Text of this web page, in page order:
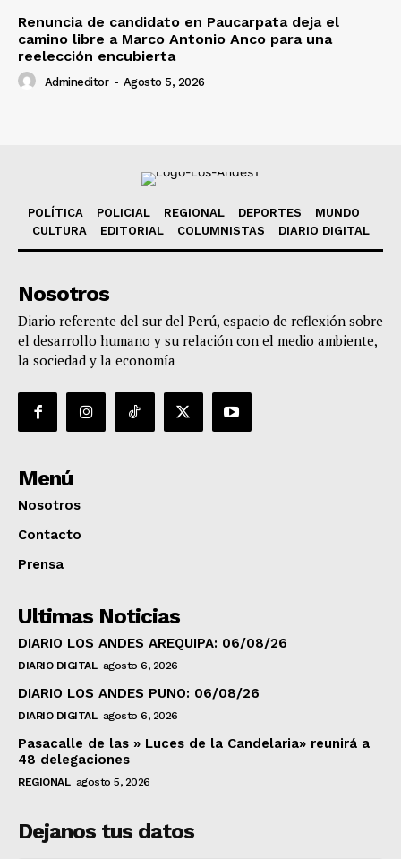
Renuncia de candidato en Paucarpata deja el
camino libre a Marco Antonio Anco para una
reelección encubierta
Admineditor - Agosto 5, 2026
POLÍTICA POLICIAL REGIONAL DEPORTES
MUNDO
CULTURA
EDITORIAL COLUMNISTAS DIARIO DIGITAL
Nosotros
Diario referente del sur del Perú, espacio de reflexión sobre
el desarrollo humano y su relación con el medio ambiente,
la sociedad y la economía
Menú
Nosotros
Contacto
Prensa
Ultimas Noticias
DIARIO LOS ANDES AREQUIPA: 06/08/26
DIARIO DIGITAL agosto 6, 2026
DIARIO LOS ANDES PUNO: 06/08/26
DIARIO DIGITAL agosto 6, 2026
Pasacalle de las » Luces de la Candelaria» reunirá a
48 delegaciones
REGIONAL agosto 5, 2026
Dejanos tus datos